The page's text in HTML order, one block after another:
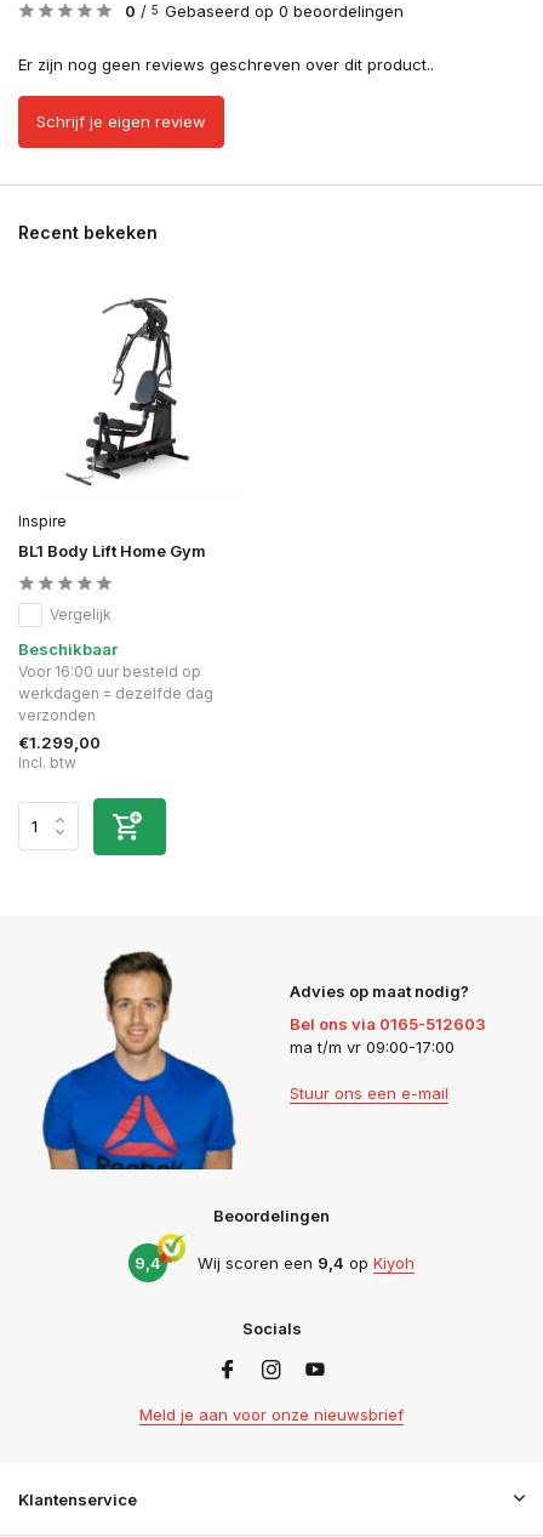
0 / 5 Gebaseerd op 0 beoordelingen
Er zijn nog geen reviews geschreven over dit product..
Schrijf je eigen review
Recent bekeken
Inspire
BL1 Body Lift Home Gym
Vergelijk
Beschikbaar
Voor 16:00 uur besteld op
werkdagen = dezelfde dag
verzonden
€1.299,00
Incl. btw
Advies op maat nodig?
Bel ons via 0165-512603
ma t/m vr 09:00-17:00
Stuur ons een e-mail
Beoordelingen
9,4 Wij scoren een 9,4 op Kiyoh
Socials
Meld je aan voor onze nieuwsbrief
Klantenservice